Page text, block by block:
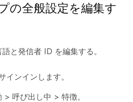
の全般設定を編集す
と発信者 ID を編集する。
インインします。
> 呼び出し中 > 特徴。